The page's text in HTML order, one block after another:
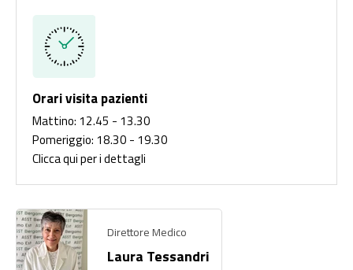
Orari visita pazienti
Mattino: 12.45 - 13.30
Pomeriggio: 18.30 - 19.30
Clicca qui per i dettagli
Direttore Medico
Laura Tessandri